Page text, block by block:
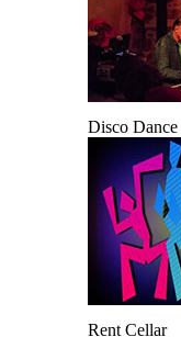
Disco Dance
Rent Cellar